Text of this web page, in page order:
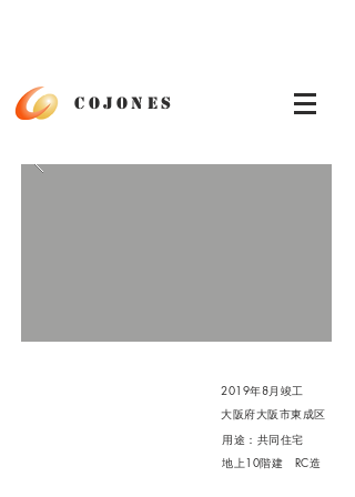
cojones
2019年8月竣工
大阪府大阪市東成区
​用途：共同住宅
​地上10階建 RC造